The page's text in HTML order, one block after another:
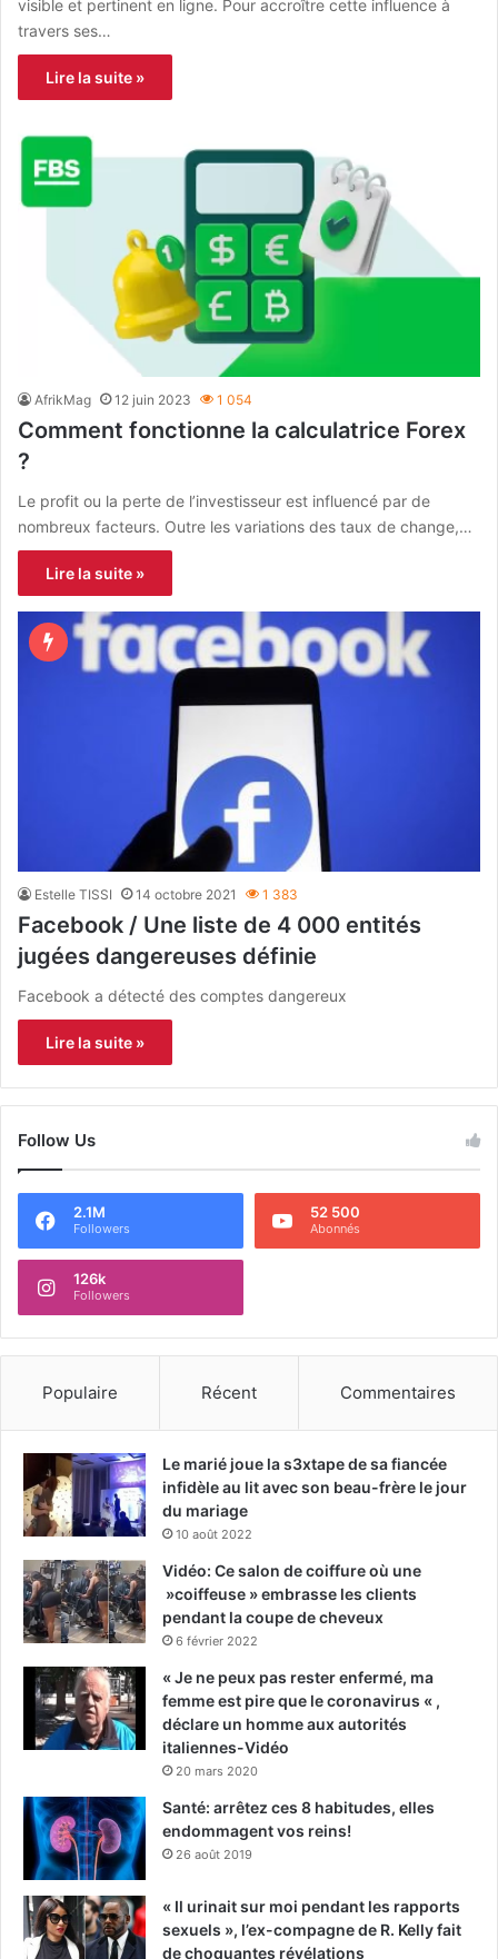
visible et pertinent en ligne. Pour accroître cette influence à
travers ses…
Lire la suite »
AfrikMag 12 juin 2023 1 054
Comment fonctionne la calculatrice Forex
?
Le profit ou la perte de l’investisseur est influencé par de
nombreux facteurs. Outre les variations des taux de change,…
Lire la suite »
Estelle TISSI 14 octobre 2021 1 383
Facebook / Une liste de 4 000 entités
jugées dangereuses définie
Facebook a détecté des comptes dangereux
Lire la suite »
Follow Us
2.1M
Followers
52 500
Abonnés
126k
Followers
Populaire Récent Commentaires
Le marié joue la s3xtape de sa fiancée
infidèle au lit avec son beau-frère le jour
du mariage
10 août 2022
Vidéo: Ce salon de coiffure où une
»coiffeuse » embrasse les clients
pendant la coupe de cheveux
6 février 2022
« Je ne peux pas rester enfermé, ma
femme est pire que le coronavirus « ,
déclare un homme aux autorités
italiennes-Vidéo
20 mars 2020
Santé: arrêtez ces 8 habitudes, elles
endommagent vos reins!
26 août 2019
« Il urinait sur moi pendant les rapports
sexuels », l’ex-compagne de R. Kelly fait
de choquantes révélations